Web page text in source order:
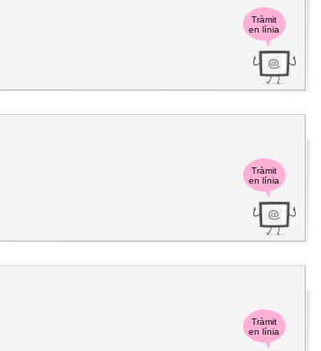
Tràmit
en línia
Tràmit
en línia
Tràmit
en línia